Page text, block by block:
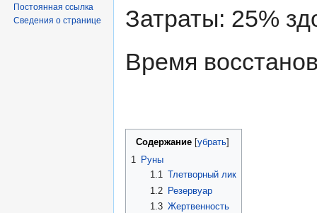
Затраты: 25%
Время
Содержание[ убрать]
1 Руны
1.1 Тлетворный лик
1.2
Резервуар
1.3 Жертвенность
Постоянная ссылка
Сведения о странице